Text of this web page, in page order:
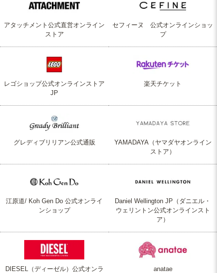
アタッチメント公式直営オンライン
ストア
セフィーヌ 公式オンラインショッ
プ
レゴショップ公式オンラインストア
JP
楽天チケット
グレディブリリアン公式通販
YAMADAYA（ヤマダヤオンライン
ストア）
江原道/ Koh Gen Do 公式オンライ
ンショップ
Daniel Wellington JP（ダニエル・
ウェリントン公式オンラインスト
ア）
DIESEL（ディーゼル）公式オンラ
anatae